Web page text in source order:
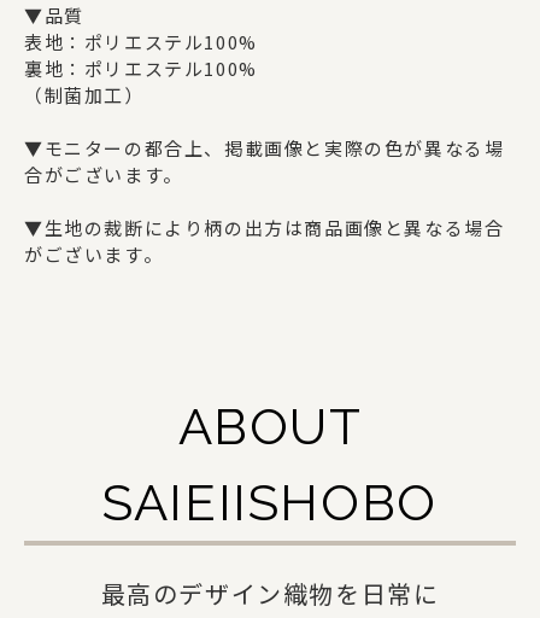
ギフトセット
SAIEIISHOBOについて
西栄について
ご利用ガイド
お問い合わせ
▼品質
表地：ポリエステル100%
裏地：ポリエステル100%
（制菌加工）
▼モニターの都合上、掲載画像と実際の色が異なる場
合がございます。
▼生地の裁断により柄の出方は商品画像と異なる場合
がございます。
ABOUT
SAIEIISHOBO
最高のデザイン織物を日常に